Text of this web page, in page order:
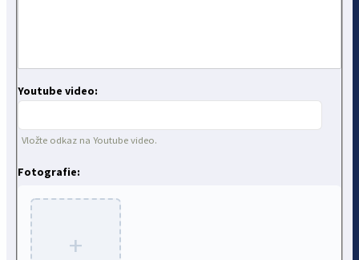
Youtube video:
Vložte odkaz na Youtube video.
Fotografie:
+